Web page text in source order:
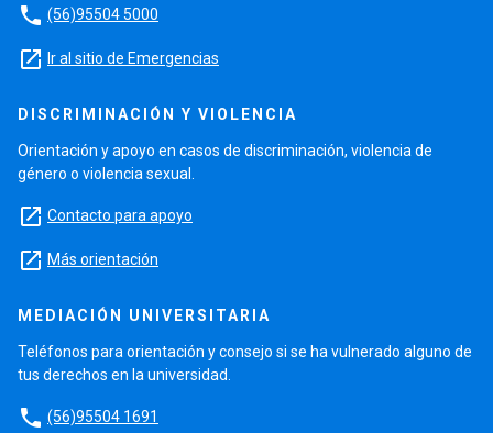
phone (56)95504 5000
launch Ir al sitio de Emergencias
DISCRIMINACIÓN Y VIOLENCIA
Orientación y apoyo en casos de discriminación, violencia de
género o violencia sexual.
launch Contacto para apoyo
launch Más orientación
MEDIACIÓN UNIVERSITARIA
Teléfonos para orientación y consejo si se ha vulnerado alguno de
tus derechos en la universidad.
phone (56)95504 1691